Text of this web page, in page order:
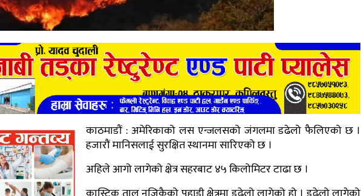
काठमाडौं : अमेरिकाको लस एन्जलसको जंगलमा डढेलो फैलिएको छ ।
हजारौं मानिसलाई सुरक्षित स्थानमा सारिएको छ ।
अहिले आगो लागेको क्षेत्र सहरबाट ४५ किलोमिटर टाढा छ ।